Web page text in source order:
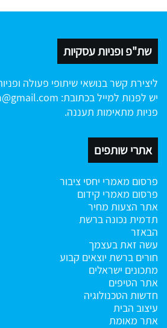
שת"פ ופניות עסקיות
ליצירת קשר בנושאי שיתופי פעולה
יש לפנות למייל בכתובת:
פניות מתאימות תעננה.
אתרי שותפים
פרסום מאמרי יחסי ציבור
פרסום מאמרי קידום
אתר הצעות מחיר
תדמית נכונה ברשת
הבאזר
עשה זאת בעצמך
חורים ברשת יוצאים קבוע
מתכונים ישראלים
אתר הטיפים
חדשות הטכנולוגיה
עיצוב הבית
אתר מאומת